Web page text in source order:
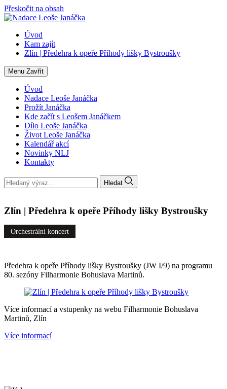
Přeskočit na obsah
Úvod
Kam zajít
Zlín | Předehra k opeře Příhody lišky Bystroušky
Menu Zavřít
Úvod
Nadace Leoše Janáčka
Prožít Janáčka
Kde začít s Leošem Janáčkem
Dílo Leoše Janáčka
Život Leoše Janáčka
Kalendář akcí
Novinky NLJ
Kontakty
Hledat
Zlín | Předehra k opeře Příhody lišky Bystroušky
Orchestrální koncert
Předehra k opeře Příhody lišky Bystroušky (JW I/9) na programu
80. sezóny Filharmonie Bohuslava Martinů.
Více informací a vstupenky na webu Filharmonie Bohuslava
Martinů, Zlín
Více informací